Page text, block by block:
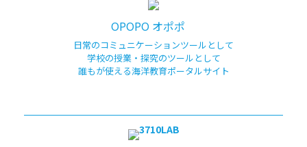
OPOPO オポポ
日常のコミュニケーションツールとして
学校の授業・探究のツールとして
誰もが使える海洋教育ポータルサイト